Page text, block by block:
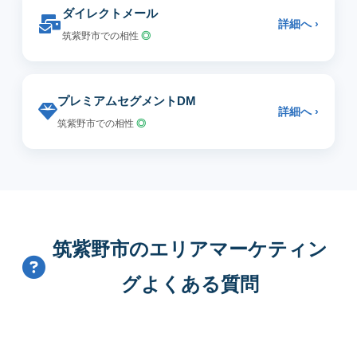
ダイレクトメール
筑紫野市での相性 ◎
詳細へ ›
プレミアムセグメントDM
筑紫野市での相性 ◎
詳細へ ›
筑紫野市のエリアマーケティン
グよくある質問